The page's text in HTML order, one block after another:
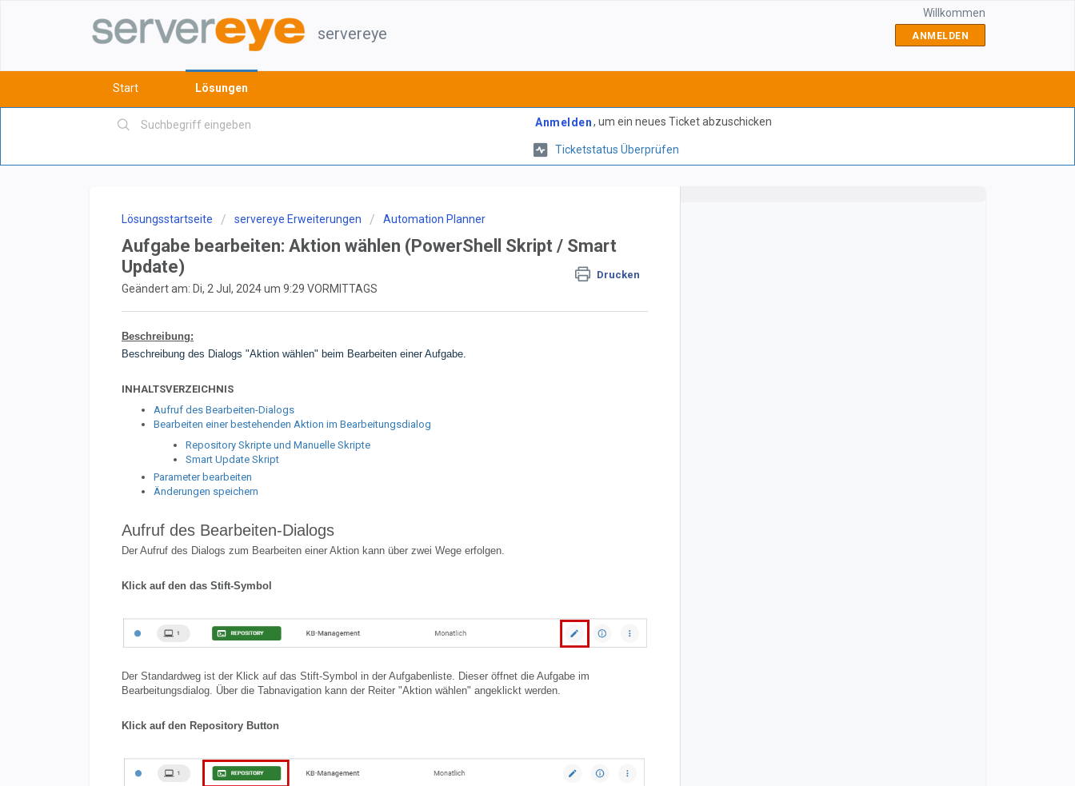
servereye
Willkommen
ANMELDEN
Start Lösungen
Anmelden, um ein neues Ticket abzuschicken
Ticketstatus Überprüfen
Lösungsstartseite servereye Erweiterungen Automation Planner
Aufgabe bearbeiten: Aktion wählen (PowerShell Skript / Smart
Update)
Drucken
Geändert am: Di, 2 Jul, 2024 um 9:29 VORMITTAGS
Beschreibung:
Beschreibung des Dialogs "Aktion wählen" beim Bearbeiten einer Aufgabe.
INHALTSVERZEICHNIS
Aufruf des Bearbeiten-Dialogs
Bearbeiten einer bestehenden Aktion im Bearbeitungsdialog
Repository Skripte und Manuelle Skripte
Smart Update Skript
Parameter bearbeiten
Änderungen speichern
Aufruf des Bearbeiten-Dialogs
Der Aufruf des Dialogs zum Bearbeiten einer Aktion kann über zwei Wege erfolgen.
Klick auf den das Stift-Symbol
Der Standardweg ist der Klick auf das Stift-Symbol in der Aufgabenliste. Dieser öffnet die Aufgabe im
Bearbeitungsdialog. Über die Tabnavigation kann der Reiter "Aktion wählen" angeklickt werden.
Klick auf den Repository Button